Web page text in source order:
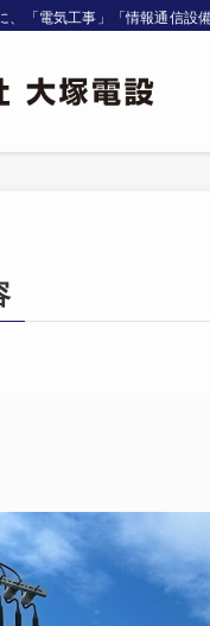
、「電気工事」「情報通信